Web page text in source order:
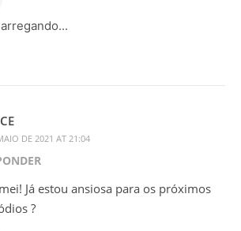
DE 2021 AT 21:04
Já estou ansiosa para os próximos
?